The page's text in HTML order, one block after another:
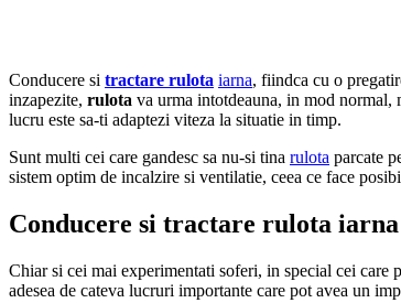
Conducere si tractare rulota iarna, fiindca cu o
inzapezite, rulota va urma intotdeauna, in mod normal,
lucru este sa-ti adaptezi viteza la situatie in timp.
Sunt multi cei care gandesc sa nu-si tina rulota parcate
sistem optim de incalzire si ventilatie, ceea ce face
Conducere si tractare rulota iarna
Chiar si cei mai experimentati soferi, in special cei care
adesea de cateva lucruri importante care pot avea un